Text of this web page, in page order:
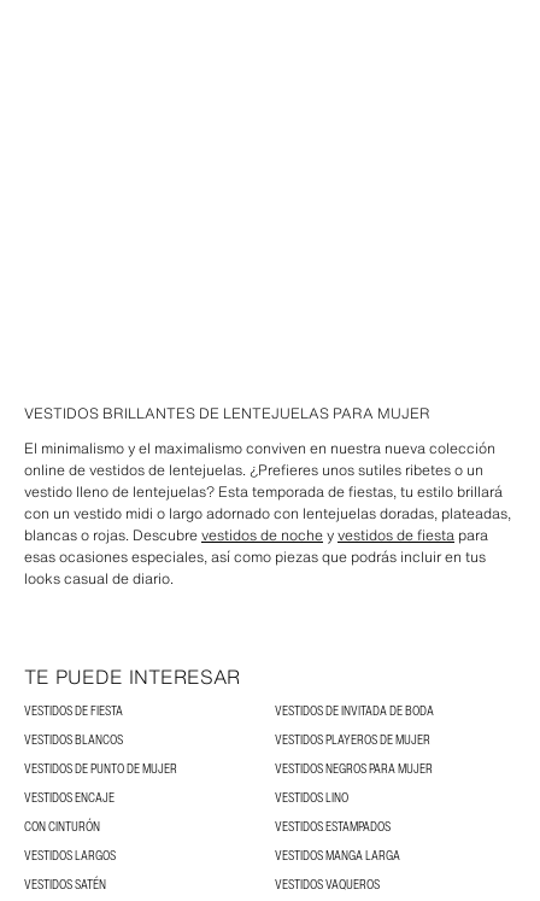
VESTIDOS BRILLANTES DE LENTEJUELAS PARA MUJER
El minimalismo y el maximalismo conviven en nuestra nueva colección
online de vestidos de lentejuelas. ¿Prefieres unos sutiles ribetes o un
vestido lleno de lentejuelas? Esta temporada de fiestas, tu estilo brillará
con un vestido midi o largo adornado con lentejuelas doradas, plateadas,
blancas o rojas. Descubrevestidos de nocheyvestidos de fiesta para
esas ocasiones especiales, así como piezas que podrás incluir en tus
looks casual de diario.
TE PUEDE INTERESAR
VESTIDOS DE FIESTA
VESTIDOS DE INVITADA DE BODA
VESTIDOS BLANCOS
VESTIDOS PLAYEROS DE MUJER
VESTIDOS DE PUNTO DE MUJER
VESTIDOS NEGROS PARA MUJER
VESTIDOS ENCAJE
VESTIDOS LINO
CON CINTURÓN
VESTIDOS ESTAMPADOS
VESTIDOS LARGOS
VESTIDOS MANGA LARGA
VESTIDOS SATÉN
VESTIDOS VAQUEROS